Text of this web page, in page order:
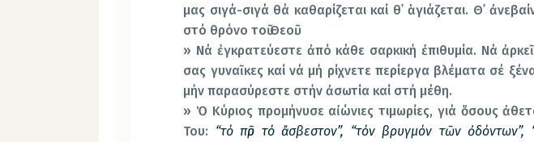
μας σιγά-σιγά θά καθαρίζεται καί θ᾿ ἁγιάζεται. Θ᾿
στό θρόνο τοῦ Θεοῦ.
» Νά ἐγκρατεύεστε ἀπό κάθε σαρκική ἐπιθυμία. Νά
σας γυναῖκες καί νά μή ρίχνετε περίεργα βλέματα σέ
μήν παρασύρεστε στήν ἀσωτία καί στή μέθη.
» Ὁ Κύριος προμήνυσε αἰώνιες τιμωρίες, γιά ὅσους
Του: “τό πῦρ τό ἄσβεστον”, “τόν βρυγμόν τῶν ὀδόντων”,